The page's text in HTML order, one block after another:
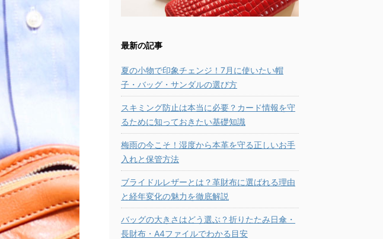
最新の記事
夏の小物で印象チェンジ！7月に使いたい帽
子・バッグ・サンダルの選び方
スキミング防止は本当に必要？カード情報を守
るために知っておきたい基礎知識
梅雨の今こそ！湿度から本革を守る正しいお手
入れと保管方法
ブライドルレザーとは？革財布に選ばれる理由
と経年変化の魅力を徹底解説
バッグの大きさはどう選ぶ？折りたたみ日傘・
長財布・A4ファイルでわかる目安